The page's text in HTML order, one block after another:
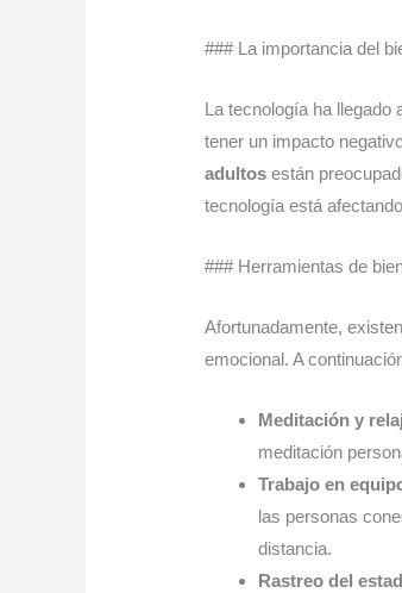
### La importancia del
La tecnología ha llegado
tener un impacto
adultos están
tecnología está
### Herramientas de
Afortunadamente,
emocional. A
Meditación y
meditación
Trabajo en
las personas
distancia.
Rastreo del